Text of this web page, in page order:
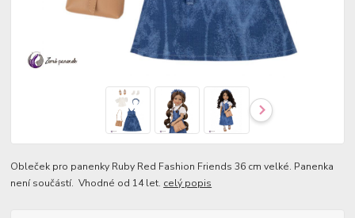
Obleček pro panenky Ruby Red Fashion Friends 36 cm velké. Panenka
není součástí. Vhodné od 14 let. celý popis